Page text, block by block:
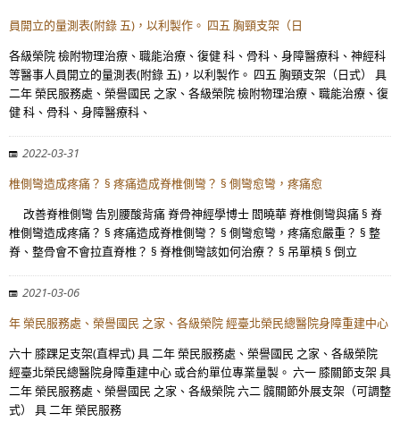
員開立的量測表(附錄 五)，以利製作。 四五 胸頸支架（日
各級榮院 檢附物理治療、職能治療、復健 科、骨科、身障醫療科、神經科
等醫事人員開立的量測表(附錄 五)，以利製作。 四五 胸頸支架（日式） 具
二年 榮民服務處、榮譽國民 之家、各級榮院 檢附物理治療、職能治療、復
健 科、骨科、身障醫療科、
2022-03-31
椎側彎造成疼痛？ § 疼痛造成脊椎側彎？ § 側彎愈彎，疼痛愈
改善脊椎側彎 告別腰酸背痛 脊骨神經學博士 閻曉華 脊椎側彎與痛 § 脊
椎側彎造成疼痛？ § 疼痛造成脊椎側彎？ § 側彎愈彎，疼痛愈嚴重？ § 整
脊、整骨會不會拉直脊椎？ § 脊椎側彎該如何治療？ § 吊單槓 § 倒立
2021-03-06
年 榮民服務處、榮譽國民 之家、各級榮院 經臺北榮民總醫院身障重建中心
六十 膝踝足支架(直桿式) 具 二年 榮民服務處、榮譽國民 之家、各級榮院
經臺北榮民總醫院身障重建中心 或合約單位專業量製。 六一 膝關節支架 具
二年 榮民服務處、榮譽國民 之家、各級榮院 六二 髖關節外展支架（可調整
式） 具 二年 榮民服務